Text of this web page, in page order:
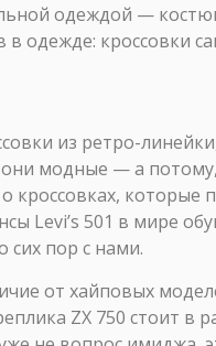
одеждой —
одежде: кроссовки
из ретро-
модные — а
о кроссовках,
Levi’s 501 в мире
сих пор с нами.
от хайповых
ZX 750 стоит